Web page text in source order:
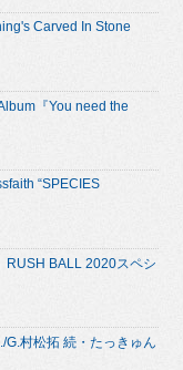
Carved In Stone
『You need the
“SPECIES
RUSH BALL 2020スペシ
G.村松拓 続・たっきゅん